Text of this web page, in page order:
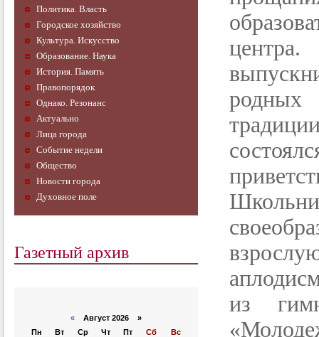
Политика. Власть
Городское хозяйство
Культура. Искусство
Образование. Наука
История. Память
Правопорядок
Однако. Резонанс
Актуально
Лица города
Событие недели
Общество
Новости города
Духовное поле
Газетный архив
« Август 2026 »
Пн
Вт Ср Чт Пт Сб
Вс
из